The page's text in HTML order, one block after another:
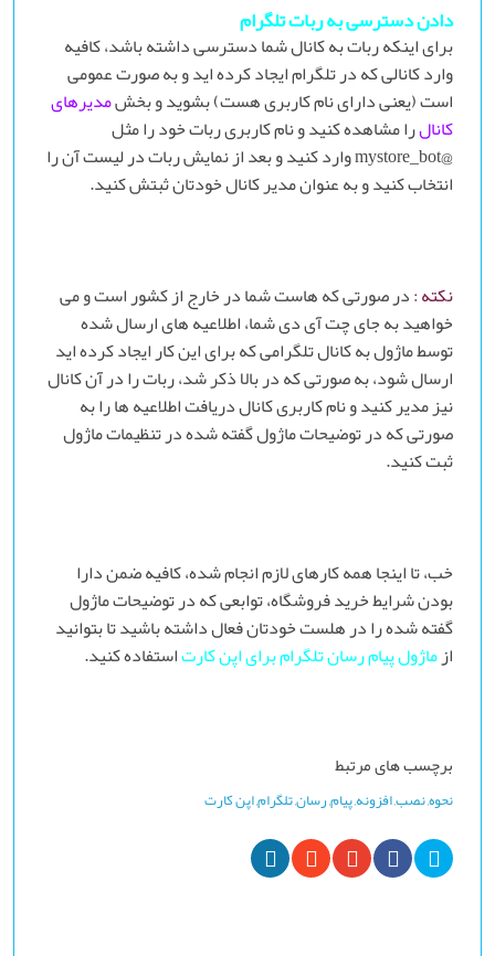
دادن دسترسی به ربات تلگرام
برای اینکه ربات به کانال شما دسترسی داشته باشد، کافیه
وارد کانالی که در تلگرام ایجاد کرده اید و به صورت عمومی
است (یعنی دارای نام کاربری هست) بشوید و بخشمدیرهای
کانالرا مشاهده کنید و نام کاربری ربات خود را مثل
@mystore_bot وارد کنید و بعد از نمایش ربات در لیست آن را
انتخاب کنید و به عنوان مدیر کانال خودتان ثبتش کنید.
نکته :در صورتی که هاست شما در خارج از کشور است و می
خواهید به جای چت آی دی شما، اطلاعیه های ارسال شده
توسط ماژول به کانال تلگرامی که برای این کار ایجاد کرده اید
ارسال شود، به صورتی که در بالا ذکر شد، ربات را در آن کانال
نیز مدیر کنید و نام کاربری کانال دریافت اطلاعیه ها را به
صورتی که در توضیحات ماژول گفته شده در تنظیمات ماژول
ثبت کنید.
خب، تا اینجا همه کارهای لازم انجام شده، کافیه ضمن دارا
بودن شرایط خرید فروشگاه، توابعی که در توضیحات ماژول
گفته شده را در هلست خودتان فعال داشته باشید تا بتوانید
ازماژول پیام رسان تلگرام برای اپن کارتاستفاده کنید.
برچسب های مرتبط
نحوه,نصب,افزونه,پیام,رسان,تلگرام,اپن کارت